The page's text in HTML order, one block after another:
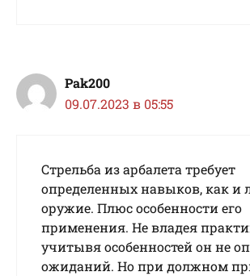
Pak200
09.07.2023 в 05:55
Стрельба из арбалета требует
определенных навыков, как и
оружие. Плюс особенности его
применения. Не владея
учитывя особенностей он не
ожиданий. Но при должном